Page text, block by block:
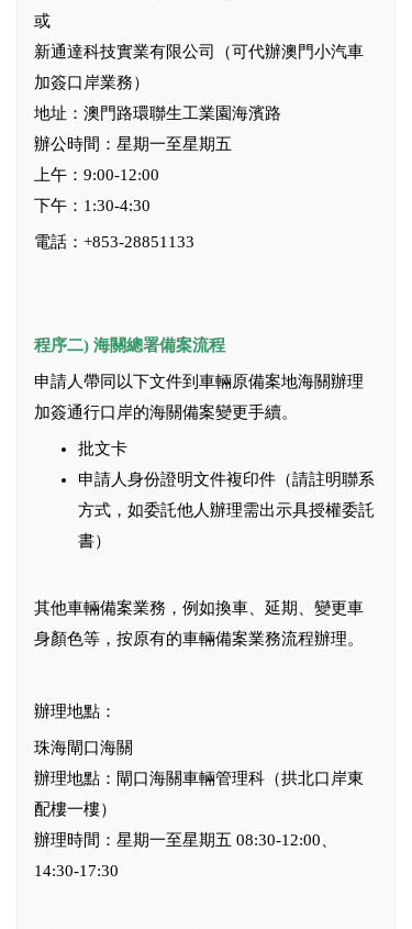
或
新通達科技實業有限公司（可代辦澳門小汽車
加簽口岸業務）
地址：澳門路環聯生工業園海濱路
辦公時間：星期一至星期五
上午：9:00-12:00
下午：1:30-4:30
電話：+853-28851133
程序二) 海關總署備案流程
申請人帶同以下文件到車輛原備案地海關辦理
加簽通行口岸的海關備案變更手續。
批文卡
申請人身份證明文件複印件（請註明聯系
方式，如委託他人辦理需出示具授權委託
書）
其他車輛備案業務，例如換車、延期、變更車
身顏色等，按原有的車輛備案業務流程辦理。
辦理地點：
珠海閘口海關
辦理地點：閘口海關車輛管理科（拱北口岸東
配樓一樓）
辦理時間：星期一至星期五 08:30-12:00、
14:30-17:30